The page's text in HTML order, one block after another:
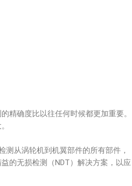
精确度比以往任何时候都更加重要。
测从涡轮机到机翼部件的所有部件，
的无损检测（NDT）解决方案，以应